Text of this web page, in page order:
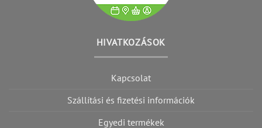
HIVATKOZÁSOK
Kapcsolat
Szállítási és fizetési információk
Egyedi termékek